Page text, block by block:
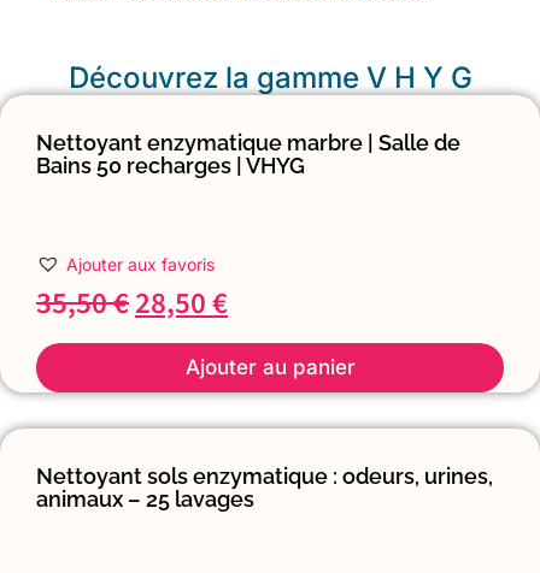
Découvrez la gamme V H Y G
Nettoyant enzymatique marbre | Salle de
Bains 50 recharges | VHYG
Ajouter aux favoris
35,50€28,50€
Ajouter au panier
Nettoyant sols enzymatique : odeurs, urines,
animaux – 25 lavages